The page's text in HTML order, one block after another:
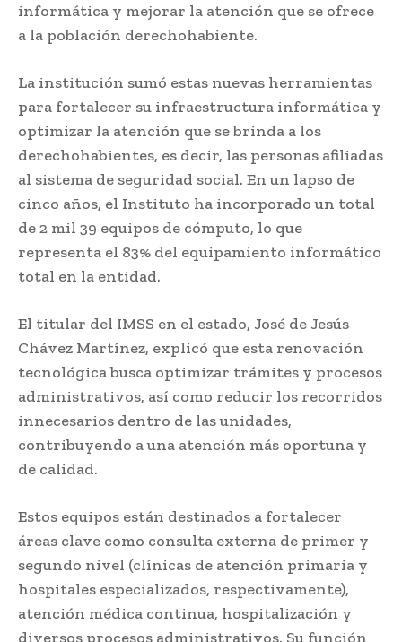
informática y mejorar la atención que se ofrece
a la población derechohabiente.
La institución sumó estas nuevas herramientas
para fortalecer su infraestructura informática y
optimizar la atención que se brinda a los
derechohabientes, es decir, las personas afiliadas
al sistema de seguridad social. En un lapso de
cinco años, el Instituto ha incorporado un total
de 2 mil 39 equipos de cómputo, lo que
representa el 83% del equipamiento informático
total en la entidad.
El titular del IMSS en el estado, José de Jesús
Chávez Martínez, explicó que esta renovación
tecnológica busca optimizar trámites y procesos
administrativos, así como reducir los recorridos
innecesarios dentro de las unidades,
contribuyendo a una atención más oportuna y
de calidad.
Estos equipos están destinados a fortalecer
áreas clave como consulta externa de primer y
segundo nivel (clínicas de atención primaria y
hospitales especializados, respectivamente),
atención médica continua, hospitalización y
diversos procesos administrativos. Su función